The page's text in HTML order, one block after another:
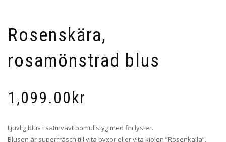
Rosenskära,
rosamönstrad blus
1,099.00kr
Ljuvlig blus i satinvävt bomullstyg med fin lyster.
Blusen är superfräsch till vita byxor eller vita kjolen ”Rosenkalla”,